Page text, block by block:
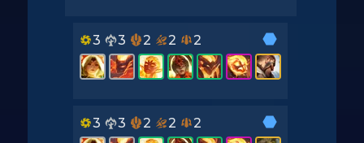
3 3 2 2 2
3 3 2 2 2